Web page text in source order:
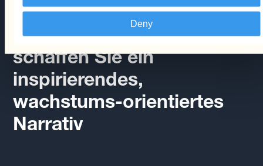
Deny
Vereinbaren Sie eine
Demo-Session und
schaffen Sie ein
inspirierendes,
wachstums-orientiertes
Narrativ